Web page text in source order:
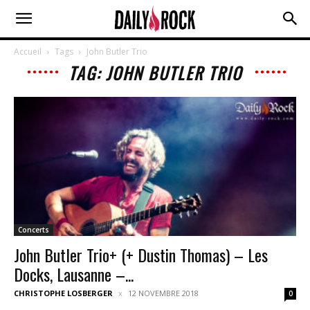
Accueil Tags John Butler Trio
TAG: JOHN BUTLER TRIO
Concerts
John Butler Trio+ (+ Dustin Thomas) – Les
Docks, Lausanne –...
CHRISTOPHE LOSBERGER 12 NOVEMBRE 2018 0